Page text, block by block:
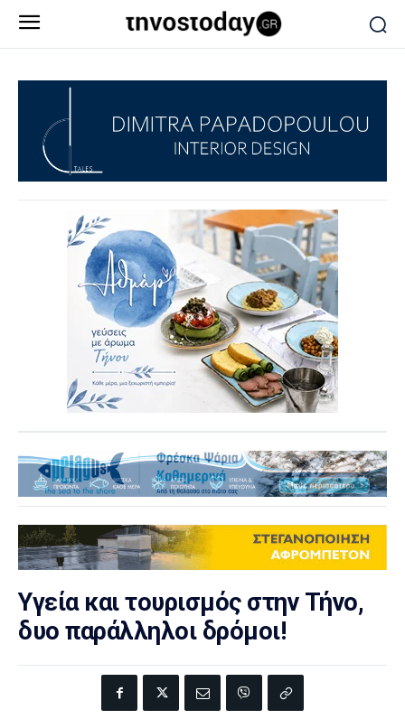
Υγεία και τουρισμός στην Τήνο,
δυο παράλληλοι δρόμοι!